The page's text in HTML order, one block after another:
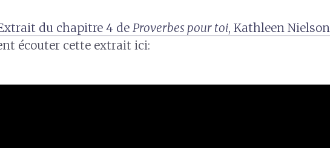
du chapitre 4 de Proverbes pour toi, Kathleen Nielson
écouter cette extrait ici: